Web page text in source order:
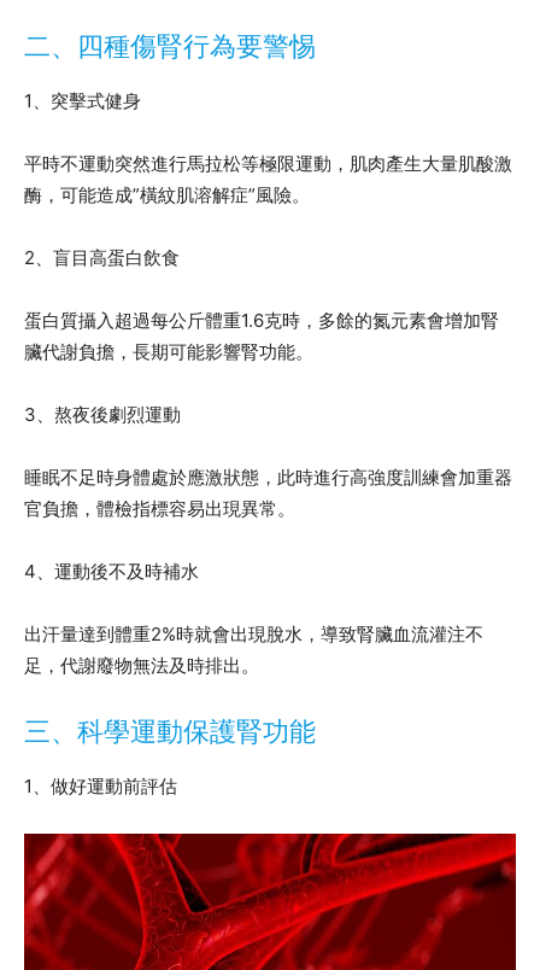
二、四種傷腎行為要警惕
1、突擊式健身
平時不運動突然進行馬拉松等極限運動，肌肉產生大量肌酸激
酶，可能造成”橫紋肌溶解症”風險。
2、盲目高蛋白飲食
蛋白質攝入超過每公斤體重1.6克時，多餘的氮元素會增加腎
臟代謝負擔，長期可能影響腎功能。
3、熬夜後劇烈運動
睡眠不足時身體處於應激狀態，此時進行高強度訓練會加重器
官負擔，體檢指標容易出現異常。
4、運動後不及時補水
出汗量達到體重2%時就會出現脫水，導致腎臟血流灌注不
足，代謝廢物無法及時排出。
三、科學運動保護腎功能
1、做好運動前評估